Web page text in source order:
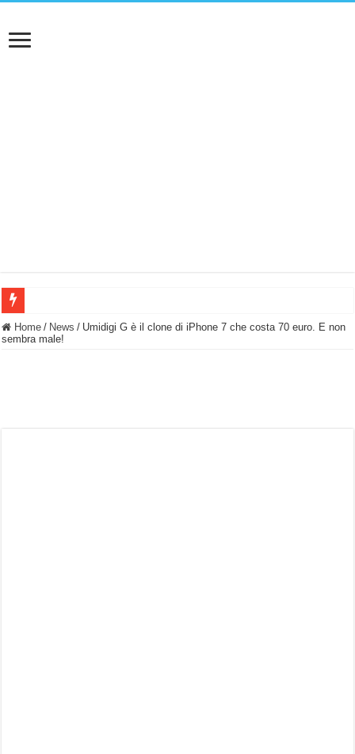
BASTA FATICARE! Questo robot tagliaerba lo appoggi e fa tutto lui! (Senza
Home / News / Umidigi G è il clone di iPhone 7 che costa 70 euro. E non
sembra male!